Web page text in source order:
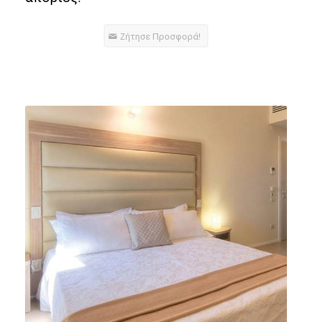
Zήτησε Προσφορά!
ΞΕΝΟΔΟΧΕΙΑΚΟ ΕΠΙΠΛΟ PALERMO